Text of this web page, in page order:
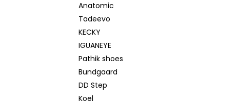
Anatomic
Tadeevo
KECKY
IGUANEYE
Pathik shoes
Bundgaard
DD Step
Koel